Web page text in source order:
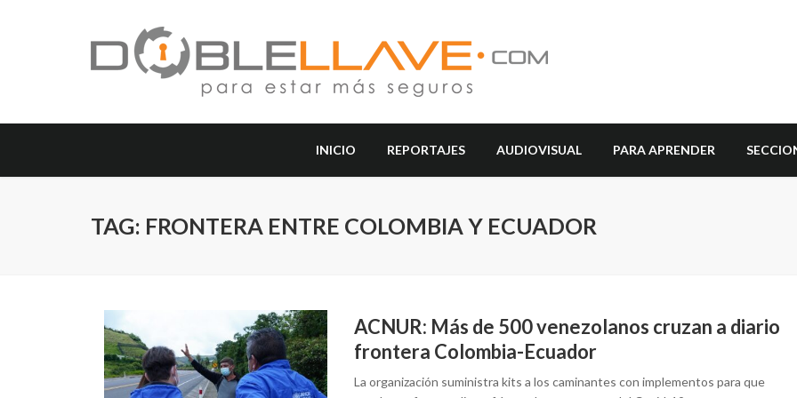
INICIO REPORTAJES AUDIOVISUAL PARA APRENDER
TAG: FRONTERA ENTRE COLOMBIA Y ECUADOR
ACNUR: Más de 500 venezolanos cruzan a diario
frontera Colombia-Ecuador
La organización suministra kits a los caminantes con implementos para que